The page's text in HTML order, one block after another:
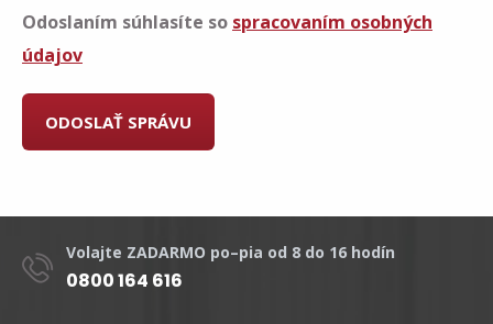
Odoslaním súhlasíte so spracovaním osobných
údajov
Volajte ZADARMO po–pia od 8 do 16 hodín
0800 164 616